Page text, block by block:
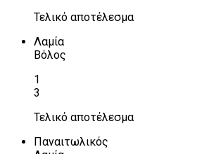
Τελικό αποτέλεσμα
Λαμία
Βόλος
1
3
Τελικό αποτέλεσμα
Παναιτωλικός